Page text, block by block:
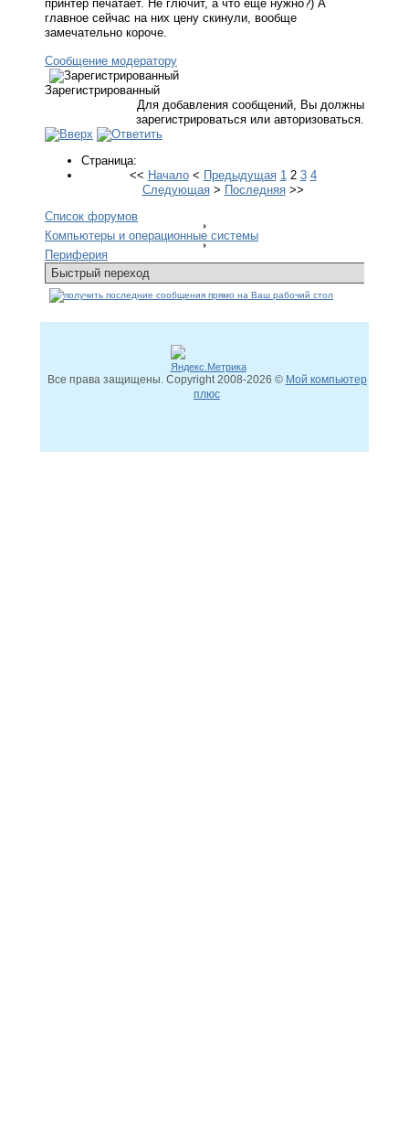
принтер печатает. Не глючит, а что ещё нужно?) А
главное сейчас на них цену скинули, вообще
замечательно короче.
Сообщение модератору
Зарегистрированный
Для добавления сообщений, Вы должны
зарегистрироваться или авторизоваться.
Страница:
<< Начало< Предыдущая 1 2 3 4
Следующая> Последняя>>
Список форумов
Компьютеры и операционные системы
Периферия
Все права защищены. Copyright2008-2026 © Мой компьютер
плюс